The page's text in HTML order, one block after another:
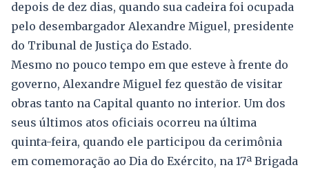
depois de dez dias, quando sua cadeira foi ocupada
pelo desembargador Alexandre Miguel, presidente
do Tribunal de Justiça do Estado.
Mesmo no pouco tempo em que esteve à frente do
governo, Alexandre Miguel fez questão de visitar
obras tanto na Capital quanto no interior. Um dos
seus últimos atos oficiais ocorreu na última
quinta-feira, quando ele participou da cerimônia
em comemoração ao Dia do Exército, na 17ª Brigada